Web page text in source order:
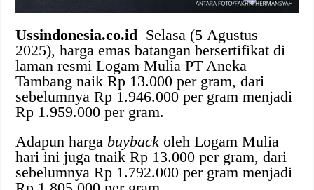
Ussindonesia.co.id Selasa (5 Agustus
2025), harga emas batangan bersertifikat di
laman resmi Logam Mulia PT Aneka
Tambang naik Rp 13.000 per gram, dari
sebelumnya Rp 1.946.000 per gram menjadi
Rp 1.959.000 per gram.
Adapun harga buybackoleh Logam Mulia
hari ini juga tnaik Rp 13.000 per gram, dari
sebelumnya Rp 1.792.000 per gram menjadi